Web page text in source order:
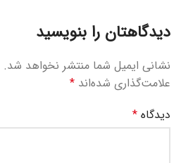
دیدگاهتان را بنویسید
نشانی ایمیل شما منتشر نخواهد شد.
علامت‌گذاری شده‌اند *
دیدگاه *